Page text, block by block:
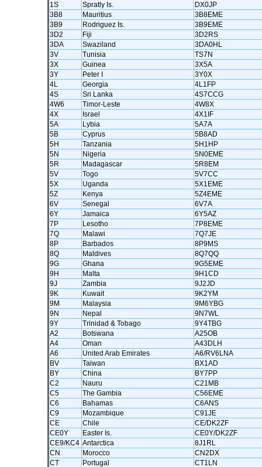
1S
Spratly Is.
DX0JP
3B8
Mauritius
3B8EME
3B9
Rodriguez Is.
3B9EME
3D2
Fiji
3D2RS
3DA
Swaziland
3DA0HL
3V
Tunisia
TS7N
3X
Guinea
3X5A
3Y
Peter I
3Y0X
4L
Georgia
4L1FP
4S
Sri Lanka
4S7CCG
4W6
Timor-Leste
4W8X
4X
Israel
4X1IF
5A
Lybia
5A7A
5B
Cyprus
5B8AD
5H
Tanzania
5H1HP
5N
Nigeria
5N0EME
5R
Madagascar
5R8EM
5V
Togo
5V7CC
5X
Uganda
5X1EME
5Z
Kenya
5Z4EME
6V
Senegal
6V7A
6Y
Jamaica
6Y5AZ
7P
Lesotho
7P8EME
7Q
Malawi
7Q7JE
8P
Barbados
8P9MS
8Q
Maldives
8Q7QQ
9G
Ghana
9G5EME
9H
Malta
9H1CD
9J
Zambia
9J2JD
9K
Kuwait
9K2YM
9M
Malaysia
9M6YBG
9N
Nepal
9N7WL
9Y
Trinidad & Tobago
9Y4TBG
A2
Botswana
A25OB
A4
Oman
A43DLH
A6
United Arab Emirates
A6/RV6LNA
BV
Taiwan
BX1AD
BY
China
BY7PP
C2
Nauru
C21MB
C5
The Gambia
C56EME
C6
Bahamas
C6ANS
C9
Mozambique
C91JE
CE
Chile
CE/DK2ZF
CE0Y
Easter Is.
CE0Y/DK2ZF
CE9/KC4 Antarctica
8J1RL
CN
Morocco
CN2DX
CT
Portugal
CT1LN